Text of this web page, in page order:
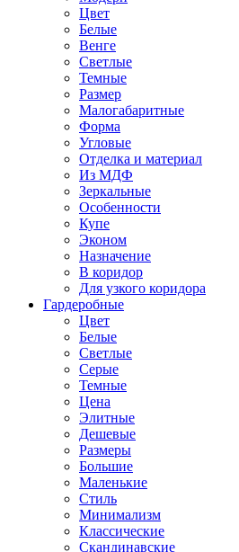
Цвет
Белые
Венге
Светлые
Темные
Размер
Малогабаритные
Форма
Угловые
Отделка и материал
Из МДФ
Зеркальные
Особенности
Купе
Эконом
Назначение
В коридор
Для узкого коридора
Гардеробные
Цвет
Белые
Светлые
Серые
Темные
Цена
Элитные
Дешевые
Размеры
Большие
Маленькие
Стиль
Минимализм
Классические
Скандинавские